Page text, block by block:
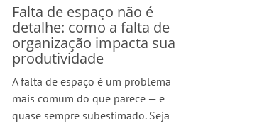
Falta de espaço não é
detalhe: como a falta de
organização impacta sua
produtividade
A falta de espaço é um problema
mais comum do que parece — e
quase sempre subestimado. Seja